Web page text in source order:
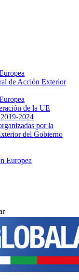
de Acción Exterior
de la UE
2024
por la
del Gobierno
Europea